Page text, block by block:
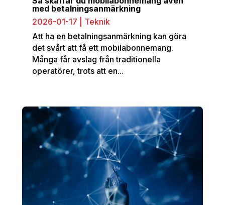
med betalningsanmärkning
2026-01-17
Teknik
Att ha en betalningsanmärkning kan göra
det svårt att få ett mobilabonnemang.
Många får avslag från traditionella
operatörer, trots att en...